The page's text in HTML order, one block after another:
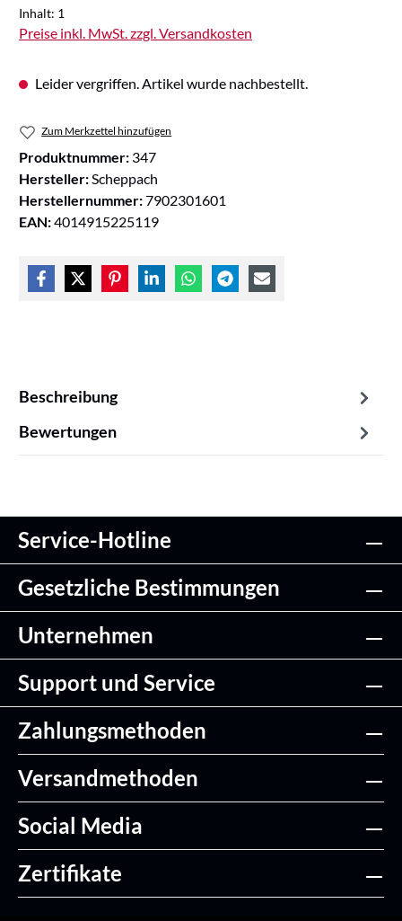
Inhalt: 1
Preise inkl. MwSt. zzgl. Versandkosten
Leider vergriffen. Artikel wurde nachbestellt.
Zum Merkzettel hinzufügen
Produktnummer: 347
Hersteller: Scheppach
Herstellernummer:7902301601
EAN:4014915225119
Beschreibung
Bewertungen
Service-Hotline
Gesetzliche Bestimmungen
Unternehmen
Support und Service
Zahlungsmethoden
Versandmethoden
Social Media
Zertifikate